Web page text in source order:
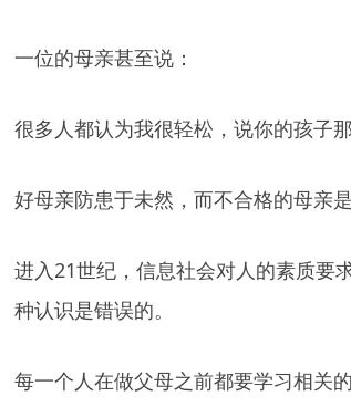
一位的母亲甚至说：
很多人都认为我很轻松，说你的孩子
好母亲防患于未然，而不合格的母亲
进入21世纪，信息社会对人的素质要
种认识是错误的。
每一个人在做父母之前都要学习相关